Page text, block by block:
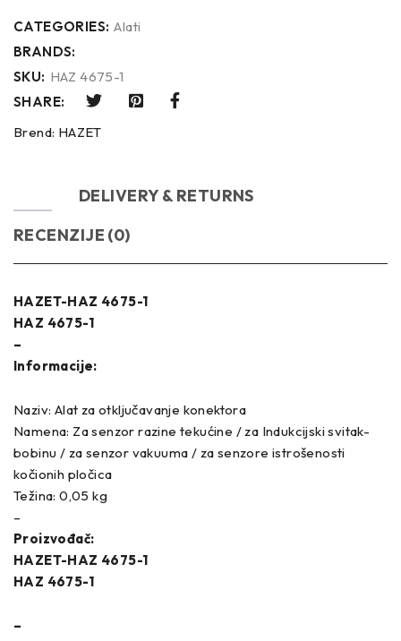
CATEGORIES: Alati
BRANDS:
SKU: HAZ 4675-1
SHARE:
Brend: HAZET
DELIVERY & RETURNS
RECENZIJE (0)
HAZET-HAZ 4675-1
HAZ 4675-1
–
Informacije:
Naziv: Alat za otključavanje konektora
Namena: Za senzor razine tekućine / za Indukcijski svitak-
bobinu / za senzor vakuuma / za senzore istrošenosti
kočionih pločica
Težina: 0,05 kg
–
Proizvođač:
HAZET-HAZ 4675-1
HAZ 4675-1
–